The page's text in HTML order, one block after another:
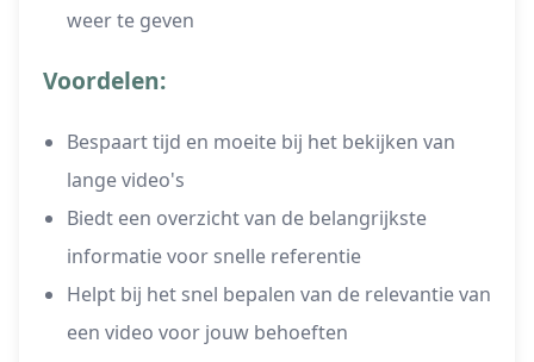
weer te geven
Voordelen:
Bespaart tijd en moeite bij het bekijken van
lange video's
Biedt een overzicht van de belangrijkste
informatie voor snelle referentie
Helpt bij het snel bepalen van de relevantie van
een video voor jouw behoeften